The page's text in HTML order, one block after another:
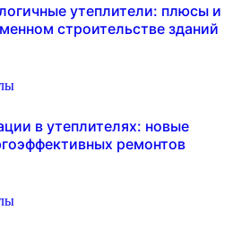
утеплители: плюсы и
строительстве зданий
в утеплителях: новые
ремонтов